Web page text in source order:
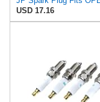
USD 17.16